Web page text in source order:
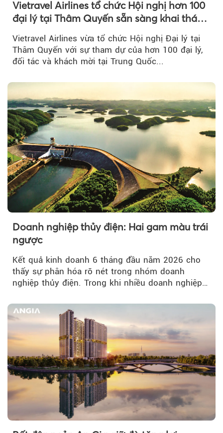
Vietravel Airlines tổ chức Hội nghị hơn 100
đại lý tại Thâm Quyến sẵn sàng khai thác
đường bay thẳng TP.HCM - Thâm Quyến
Vietravel Airlines vừa tổ chức Hội nghị Đại lý tại
Thâm Quyến với sự tham dự của hơn 100 đại lý,
đối tác và khách mời tại Trung Quốc...
Doanh nghiệp thủy điện: Hai gam màu trái
ngược
Kết quả kinh doanh 6 tháng đầu năm 2026 cho
thấy sự phân hóa rõ nét trong nhóm doanh
nghiệp thủy điện. Trong khi nhiều doanh nghiệp